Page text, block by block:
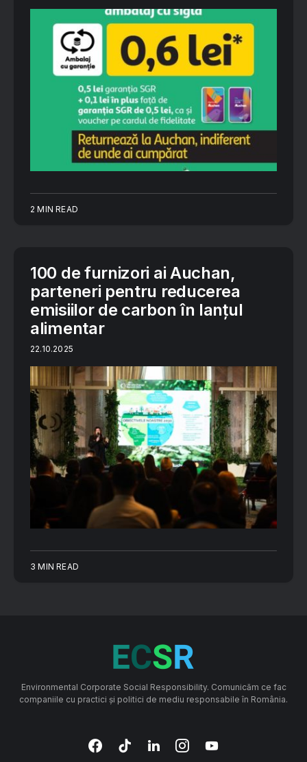
2 MIN READ
100 de furnizori ai Auchan,
parteneri pentru reducerea
emisiilor de carbon în lanțul
alimentar
22.10.2025
3 MIN READ
Environmental Corporate Social Responsibility. Comunicăm ce fac
companiile cu practici și politici de mediu responsabile în România.